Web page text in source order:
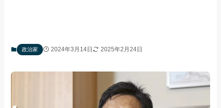
政治家 2024年3月14日 2025年2月24日